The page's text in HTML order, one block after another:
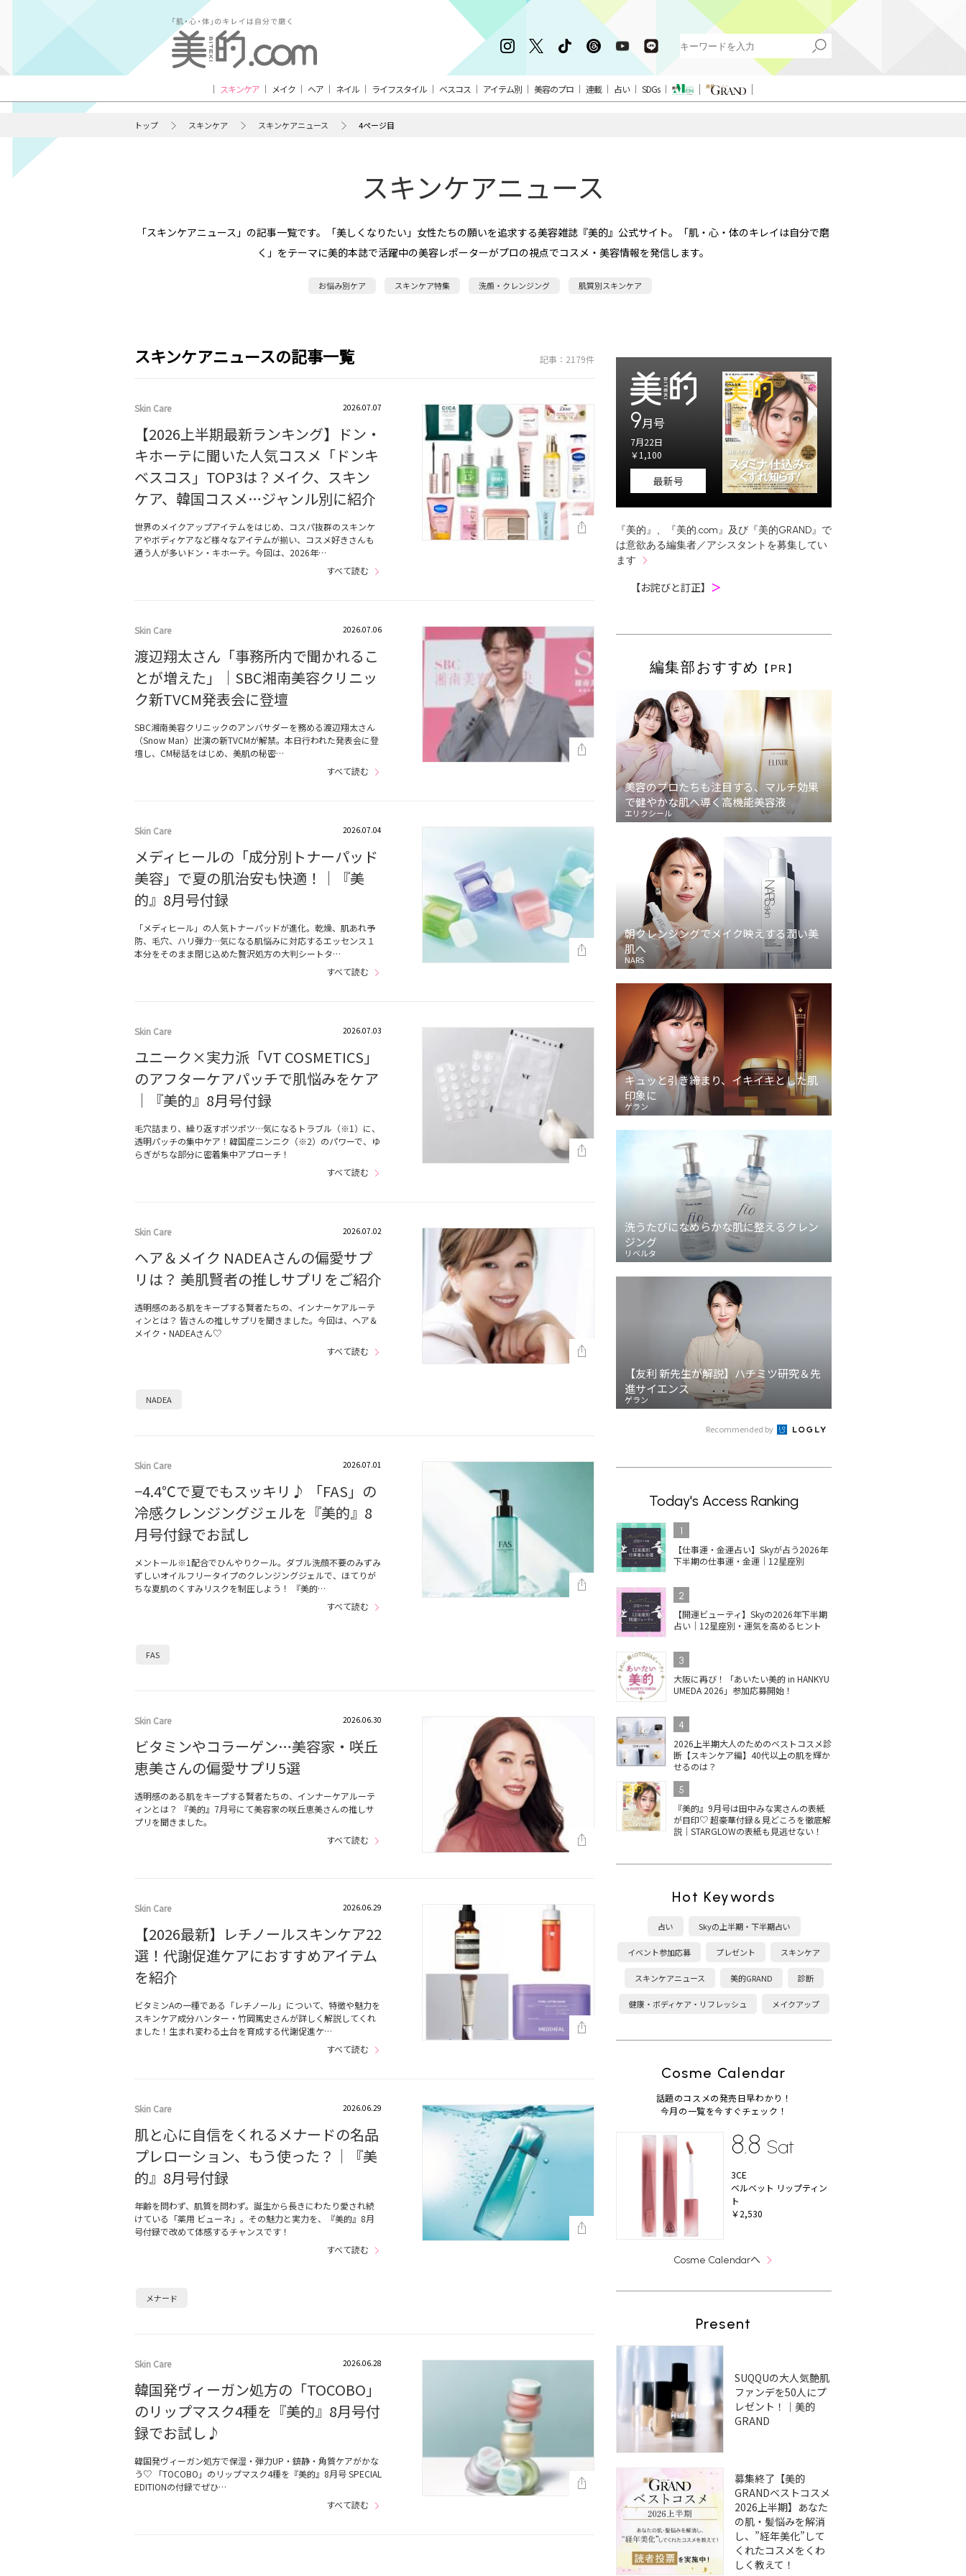
スキンケア メイク ヘア ネイル ライフスタイル ベスコス アイテム別 美容のプロ 連載 占い SDGs
トップ スキンケア スキンケアニュース 4ページ目
スキンケアニュース
「スキンケアニュース」の記事一覧です。「美しくなりたい」女性たちの願いを追求する美容雑誌『美的』公式サイト。「肌・心・体のキレイは自分で磨
く」をテーマに美的本誌で活躍中の美容レポーターがプロの視点でコスメ・美容情報を発信します。
お悩み別ケア スキンケア特集 洗顔・クレンジング 肌質別スキンケア
スキンケアニュースの記事一覧 記事：2179件
Skin Care 2026.07.07
【2026上半期最新ランキング】ドン・
キホーテに聞いた人気コスメ「ドンキ
ベスコス」TOP3は？メイク、スキン
ケア、韓国コスメ…ジャンル別に紹介
世界のメイクアップアイテムをはじめ、コスパ抜群のスキンケ
アやボディケアなど様々なアイテムが揃い、コスメ好きさんも
通う人が多いドン・キホーテ。今回は、2026年…
すべて読む
Skin Care 2026.07.06
渡辺翔太さん「事務所内で聞かれるこ
とが増えた」｜SBC湘南美容クリニッ
ク新TVCM発表会に登壇
SBC湘南美容クリニックのアンバサダーを務める渡辺翔太さん
（Snow Man）出演の新TVCMが解禁。本日行われた発表会に登
壇し、CM秘話をはじめ、美肌の秘密…
すべて読む
Skin Care 2026.07.04
メディヒールの「成分別トナーパッド
美容」で夏の肌治安も快適！｜『美
的』8月号付録
「メディヒール」の人気トナーパッドが進化。乾燥、肌あれ予
防、毛穴、ハリ弾力…気になる肌悩みに対応するエッセンス１
本分をそのまま閉じ込めた贅沢処方の大判シートタ…
すべて読む
Skin Care 2026.07.03
ユニーク×実力派「VT COSMETICS」
のアフターケアパッチで肌悩みをケア
｜『美的』8月号付録
毛穴詰まり、繰り返すポツポツ…気になるトラブル（※1）に、
透明パッチの集中ケア！韓国産ニンニク（※2）のパワーで、ゆ
らぎがちな部分に密着集中アプローチ！
すべて読む
Skin Care 2026.07.02
ヘア＆メイク NADEAさんの偏愛サプ
リは？ 美肌賢者の推しサプリをご紹介
透明感のある肌をキープする賢者たちの、インナーケアルーテ
ィンとは？ 皆さんの推しサプリを聞きました。今回は、ヘア＆
メイク・NADEAさん♡
すべて読む
NADEA
Skin Care 2026.07.01
−4.4℃で夏でもスッキリ♪ 「FAS」の
冷感クレンジングジェルを『美的』8
月号付録でお試し
メントール※1配合でひんやりクール。ダブル洗顔不要のみずみ
ずしいオイルフリータイプのクレンジングジェルで、ほてりが
ちな夏肌のくすみリスクを制圧しよう！ 『美的…
すべて読む
FAS
Skin Care 2026.06.30
ビタミンやコラーゲン…美容家・咲丘
恵美さんの偏愛サプリ5選
透明感のある肌をキープする賢者たちの、インナーケアルーテ
ィンとは？ 『美的』7月号にて美容家の咲丘恵美さんの推しサ
プリを聞きました。
すべて読む
Skin Care 2026.06.29
【2026最新】レチノールスキンケア22
選！代謝促進ケアにおすすめアイテム
を紹介
ビタミンAの一種である「レチノール」について、特徴や魅力を
スキンケア成分ハンター・竹岡篤史さんが詳しく解説してくれ
ました！生まれ変わる土台を育成する代謝促進ケ…
すべて読む
Skin Care 2026.06.29
肌と心に自信をくれるメナードの名品
プレローション、もう使った？｜『美
的』8月号付録
年齢を問わず、肌質を問わず。誕生から長きにわたり愛され続
けている「薬用 ビューネ」。その魅力と実力を、『美的』8月
号付録で改めて体感するチャンスです！
すべて読む
メナード
Skin Care 2026.06.28
韓国発ヴィーガン処方の「TOCOBO」
のリップマスク4種を『美的』8月号付
録でお試し♪
韓国発ヴィーガン処方で保湿・弾力UP・鎮静・角質ケアがかな
う♡ 「TOCOBO」のリップマスク4種を『美的』8月号 SPECIAL
EDITIONの付録でぜひ…
すべて読む
9月号
7月22日
￥1,100
最新号
『美的』、『美的.com』及び『美的GRAND』で
は意欲ある編集者／アシスタントを募集してい
ます
【お詫びと訂正】 ＞
編集部おすすめ 【PR】
美容のプロたちも注目する、マルチ効果
で健やかな肌へ導く高機能美容液
エリクシール
朝クレンジングでメイク映えする潤い美
肌へ
NARS
キュッと引き締まり、イキイキとした肌
印象に
ゲラン
洗うたびになめらかな肌に整えるクレン
ジング
リベルタ
【友利 新先生が解説】ハチミツ研究＆先
進サイエンス
ゲラン
Recommended by
Today's Access Ranking
1
【仕事運・金運占い】Skyが占う2026年
下半期の仕事運・金運｜12星座別
2
【開運ビューティ】Skyの2026年下半期
占い｜12星座別・運気を高めるヒント
3
大阪に再び！「あいたい美的 in HANKYU
UMEDA 2026」参加応募開始！
4
2026上半期大人のためのベストコスメ診
断【スキンケア編】40代以上の肌を輝か
せるのは？
5
『美的』9月号は田中みな実さんの表紙
が目印♡ 超豪華付録＆見どころを徹底解
説｜STARGLOWの表紙も見逃せない！
Hot Keywords
占い Skyの上半期・下半期占い
イベント参加応募 プレゼント スキンケア
スキンケアニュース 美的GRAND 診断
健康・ボディケア・リフレッシュ メイクアップ
Cosme Calendar
話題のコスメの発売日早わかり！
今月の一覧を今すぐチェック！
8.8 Sat
3CE
ベルベット リップティン
ト
￥2,530
Cosme Calendarへ
Present
SUQQUの大人気艶肌
ファンデを50人にプ
レゼント！｜美的
GRAND
募集終了【美的
GRANDベストコスメ
2026上半期】あなた
の肌・髪悩みを解消
し、”経年美化”して
くれたコスメをくわ
しく教えて！